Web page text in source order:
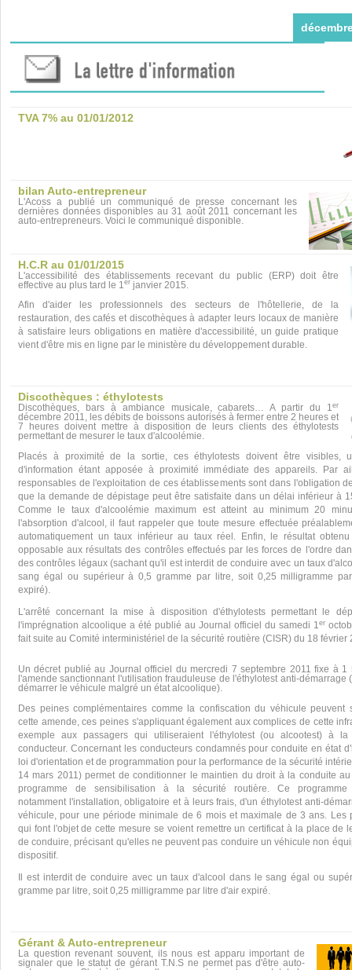
TVA 7% au 01/01/2012
bilan Auto-entrepreneur
L'Acoss a publié un communiqué de presse concernant les
dernières données disponibles au 31 août 2011 concernant les
auto-entrepreneurs. Voici le communiqué disponible.
H.C.R au 01/01/2015
L'accessibilité des établissements recevant du public (ERP) doit être
effective au plus tard le 1 er janvier 2015.
Afin d'aider les professionnels des secteurs de l'hôtellerie, de la
restauration, des cafés et discothèques à adapter leurs locaux de manière
à satisfaire leurs obligations en matière d'accessibilité, un guide pratique
vient d'être mis en ligne par le ministère du développement durable.
Discothèques : éthylotests
Discothèques, bars à ambiance musicale, cabarets… A partir du 1er
décembre 2011, les débits de boissons autorisés à fermer entre 2 heures et
7 heures doivent mettre à disposition de leurs clients des éthylotests
permettant de mesurer le taux d'alcoolémie.
Placés à proximité de la sortie, ces éthylotests doivent être visibles,
d'information étant apposée à proximité immédiate des appareils. Par
responsables de l'exploitation de ces établissements sont dans l'obligation
que la demande de dépistage peut être satisfaite dans un délai inférieur à
Comme le taux d'alcoolémie maximum est atteint au minimum 20
l'absorption d'alcool, il faut rappeler que toute mesure effectuée
automatiquement un taux inférieur au taux réel. Enfin, le résultat
opposable aux résultats des contrôles effectués par les forces de l'ordre
des contrôles légaux (sachant qu'il est interdit de conduire avec un taux
sang égal ou supérieur à 0,5 gramme par litre, soit 0,25 milligramme
expiré).
L'arrêté concernant la mise à disposition d'éthylotests permettant le
l'imprégnation alcoolique a été publié au Journal officiel du samedi 1er
fait suite au Comité interministériel de la sécurité routière (CISR) du 18 février
Un décret publié au Journal officiel du mercredi 7 septembre 2011 fixe à 1
l'amende sanctionnant l'utilisation frauduleuse de l'éthylotest anti-démarrage
démarrer le véhicule malgré un état alcoolique).
Des peines complémentaires comme la confiscation du véhicule peuvent
cette amende, ces peines s'appliquant également aux complices de cette
exemple aux passagers qui utiliseraient l'éthylotest (ou alcootest) à
conducteur. Concernant les conducteurs condamnés pour conduite en état
loi d'orientation et de programmation pour la performance de la sécurité
14 mars 2011) permet de conditionner le maintien du droit à la conduite
programme de sensibilisation à la sécurité routière. Ce programme
notamment l'installation, obligatoire et à leurs frais, d'un éthylotest anti-
véhicule, pour une période minimale de 6 mois et maximale de 3 ans. Les
qui font l'objet de cette mesure se voient remettre un certificat à la place de
de conduire, précisant qu'elles ne peuvent pas conduire un véhicule non
dispositif.
Il est interdit de conduire avec un taux d'alcool dans le sang égal ou
gramme par litre, soit 0,25 milligramme par litre d'air expiré.
Gérant & Auto-entrepreneur
La question revenant souvent, ils nous est apparu important de
signaler que le statut de gérant T.N.S ne permet pas d'être auto-